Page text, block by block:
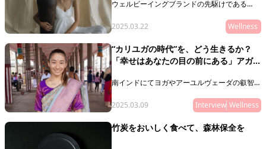
ウェルビーイングブランドの先駆けである
アップ。同ブランドは、「地球環境と人に優し
い」をテーマに、都会の感度を持ったサステナ
ショップ。また、オリジナルでウェア、アクセ
サリーなどを展開。2018年に誕生し、ファッ
すものとは？
2025.03.22 Wellness
“カリユガの時代”を、どう生きるか？
「幸せはあなたの目の前にある」アガス
にインタビュー
南インドにてヨガやアーユルヴェーダの叡智を
けに、現在はアガスティアの葉の窓口として活
動するゆふさん。アガスティアの葉とは、なぜ
たちに伝えたかったのか－。そしてゆふさんの
2025.03.09 Interview Wellness
竹炭をおいしく食べて、森林保全を